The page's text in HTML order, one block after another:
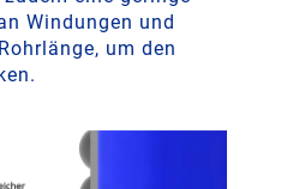
Windungen und
um den